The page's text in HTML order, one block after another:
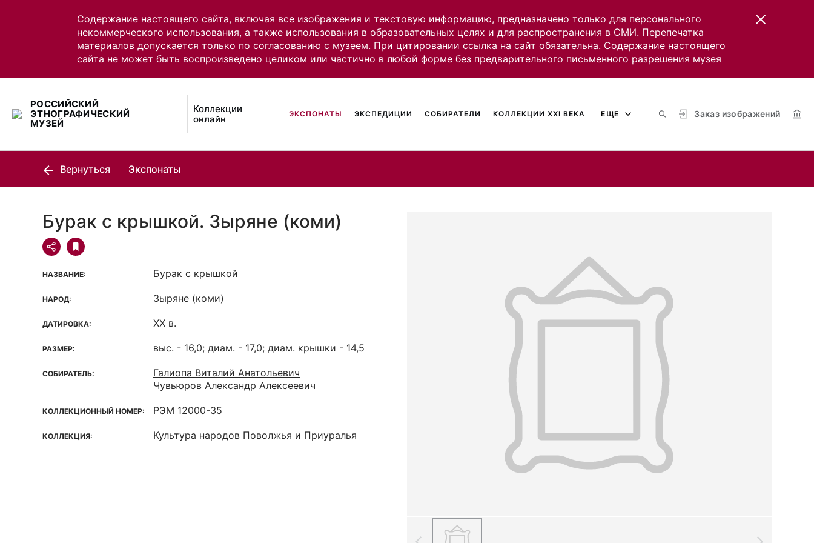
Содержание настоящего сайта, включая все изображения и текстовую информацию, предназначено только для персонального
некоммерческого использования, а также использования в образовательных целях и для распространения в СМИ. Перепечатка
материалов допускается только по согласованию с музеем. При цитировании ссылка на сайт обязательна. Содержание настоящего
сайта не может быть воспроизведено целиком или частично в любой форме без предварительного письменного разрешения музея
РОССИЙСКИЙ
ЭТНОГРАФИЧЕСКИЙ
МУЗЕЙ
Коллекции
онлайн
Заказ изображений
ЭКСПОНАТЫ ЭКСПЕДИЦИИ СОБИРАТЕЛИ КОЛЛЕКЦИИ XXI ВЕКА ЕЩЕ
Вернуться Экспонаты
Бурак с крышкой. Зыряне (коми)
НАЗВАНИЕ: Бурак с крышкой
НАРОД: Зыряне (коми)
ДАТИРОВКА: ХХ в.
РАЗМЕР: выс. - 16,0; диам. - 17,0; диам. крышки - 14,5
СОБИРАТЕЛЬ:
Галиопа Виталий Анатольевич
Чувьюров Александр Алексеевич
КОЛЛЕКЦИОННЫЙ НОМЕР: РЭМ 12000-35
КОЛЛЕКЦИЯ: Культура народов Поволжья и Приуралья